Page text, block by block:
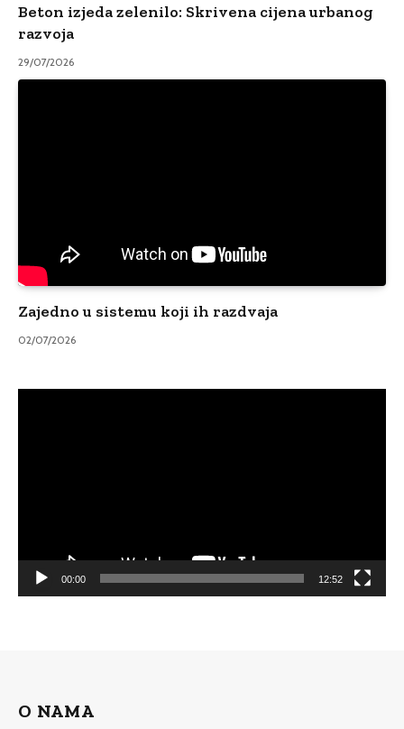
Beton izjeda zelenilo: Skrivena cijena urbanog
razvoja
29/07/2026
Zajedno u sistemu koji ih razdvaja
02/07/2026
00:00 12:52
O NAMA